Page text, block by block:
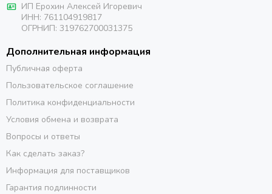
ИП Ерохин Алексей Игоревич
ИНН: 761104919817
ОГРНИП: 319762700031375
Дополнительная информация
Публичная оферта
Пользовательское соглашение
Политика конфиденциальности
Условия обмена и возврата
Вопросы и ответы
Как сделать заказ?
Информация для поставщиков
Гарантия подлинности